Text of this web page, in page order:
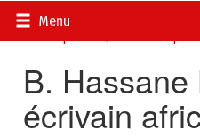
Menu
Accueil>
B. Hassane
écrivain